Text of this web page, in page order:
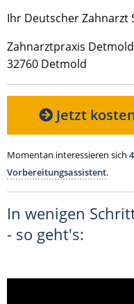
Ihr Deutscher Zahnarzt
Zahnarztpraxis Detmold
32760 Detmold
Jetzt
Momentan interessieren sich
Vorbereitungsassistent.
In wenigen
- so geht's: